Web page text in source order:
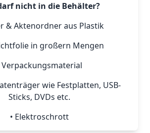
nicht in die Behälter?
& Aktenordner aus Plastik
in großern Mengen
Verpackungsmaterial
wie Festplatten, USB-
Sticks, DVDs etc.
• Elektroschrott